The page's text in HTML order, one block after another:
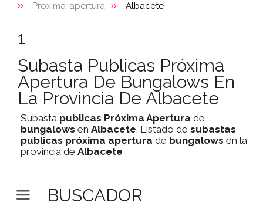
Proxima-apertura
Albacete
1
Subasta Publicas Próxima
Apertura De Bungalows En
La Provincia De Albacete
Subasta publicas Próxima Apertura de
bungalows en Albacete. Listado de subastas
publicas próxima apertura de bungalows en la
provincia de Albacete
BUSCADOR